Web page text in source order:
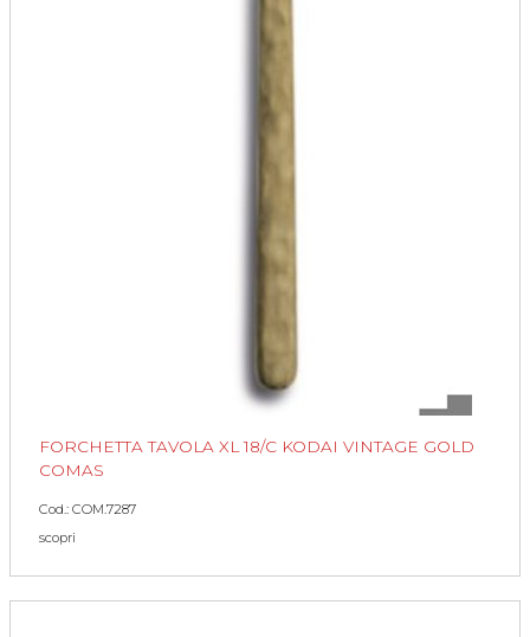
FORCHETTA TAVOLA XL 18/C KODAI VINTAGE GOLD
COMAS
Cod.: COM.7287
scopri